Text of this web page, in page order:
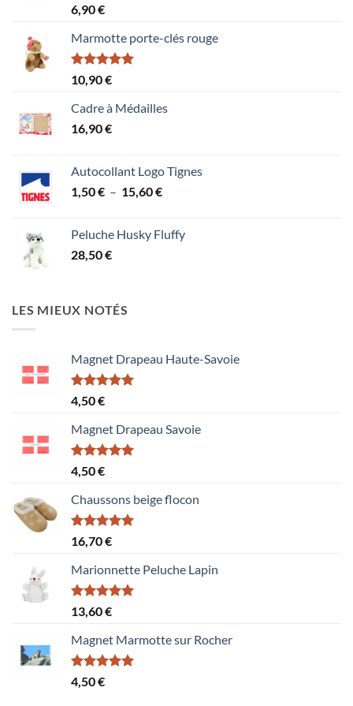
Note
4.00
5
6,90€
Marmotte porte-clés rouge
Note5.00
sur 5
10,90€
Cadre à Médailles
16,90€
Autocollant Logo Tignes
1,50€ – 15,60€Plage
1,50 €
Peluche Husky Fluffy
28,50€
LES MIEUX NOTÉS
Magnet Drapeau Haute-Savoie
Note5.00
sur 5
4,50€
Magnet Drapeau Savoie
Note5.00
sur 5
4,50€
Chaussons beige flocon
Note5.00
sur 5
16,70€
Marionnette Peluche Lapin
Note5.00
sur 5
13,60€
Magnet Marmotte sur Rocher
Note5.00
sur 5
4,50€